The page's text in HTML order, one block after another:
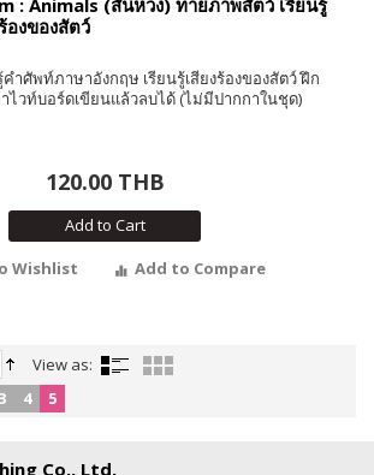
องของสัตว์
ำศัพท์ภาษาอังกฤษ เรียนรู้เสียงร้องของสัตว์ ฝึก
ไวท์บอร์ดเขียนแล้วลบได้ (ไม่มีปากกาในชุด)
120.00 THB
Add to Cart
Wishlist
Add to Compare
View as:
4 5
Co., Ltd.